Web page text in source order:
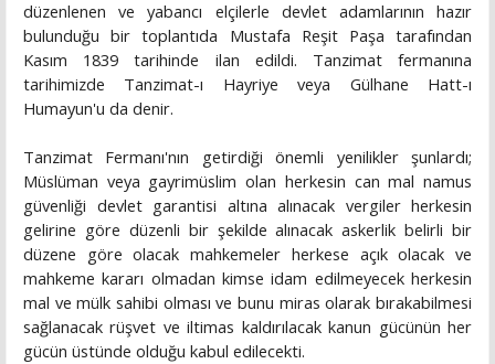
düzenlenen ve yabancı elçilerle devlet adamlarının hazır
bulunduğu bir toplantıda Mustafa Reşit Paşa tarafından
Kasım 1839 tarihinde ilan edildi. Tanzimat fermanına
tarihimizde Tanzimat-ı Hayriye veya Gülhane Hatt-ı
Humayun'u da denir.
Tanzimat Fermanı'nın getirdiği önemli yenilikler şunlardı;
Müslüman veya gayrimüslim olan herkesin can mal namus
güvenliği devlet garantisi altına alınacak vergiler herkesin
gelirine göre düzenli bir şekilde alınacak askerlik belirli bir
düzene göre olacak mahkemeler herkese açık olacak ve
mahkeme kararı olmadan kimse idam edilmeyecek herkesin
mal ve mülk sahibi olması ve bunu miras olarak bırakabilmesi
sağlanacak rüşvet ve iltimas kaldırılacak kanun gücünün her
gücün üstünde olduğu kabul edilecekti.